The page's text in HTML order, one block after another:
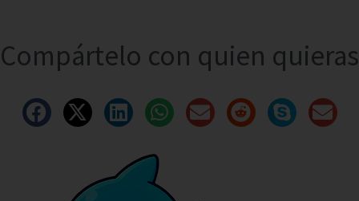
Compártelo con quien quieras